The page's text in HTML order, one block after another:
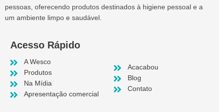
pessoas, oferecendo produtos destinados à higiene pessoal e a
um ambiente limpo e saudável.
Acesso Rápido
A Wesco
Produtos
Na Mídia
Apresentação comercial
Acacabou
Blog
Contato